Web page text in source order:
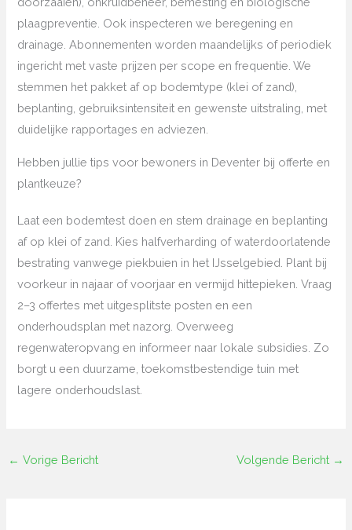
plaagpreventie. Ook inspecteren we beregening en
drainage. Abonnementen worden maandelijks of periodiek
ingericht met vaste prijzen per scope en frequentie. We
stemmen het pakket af op bodemtype (klei of zand),
beplanting, gebruiksintensiteit en gewenste uitstraling, met
duidelijke rapportages en adviezen.
Hebben jullie tips voor bewoners in Deventer bij offerte en
plantkeuze?
Laat een bodemtest doen en stem drainage en beplanting
af op klei of zand. Kies halfverharding of waterdoorlatende
bestrating vanwege piekbuien in het IJsselgebied. Plant bij
voorkeur in najaar of voorjaar en vermijd hittepieken. Vraag
2–3 offertes met uitgesplitste posten en een
onderhoudsplan met nazorg. Overweeg
regenwateropvang en informeer naar lokale subsidies. Zo
borgt u een duurzame, toekomstbestendige tuin met
lagere onderhoudslast.
← Vorige Bericht Volgende Bericht →